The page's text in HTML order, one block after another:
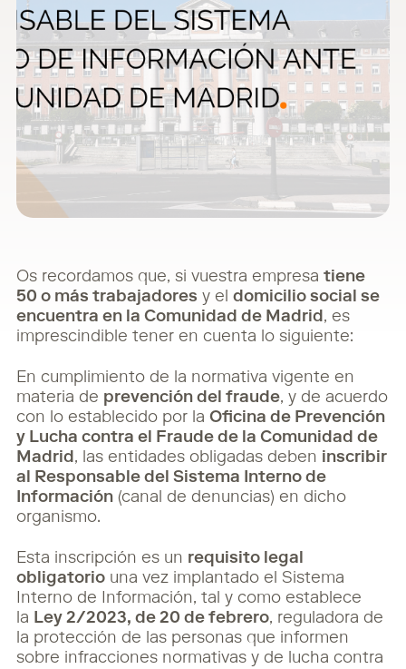
Os recordamos que, si vuestra empresatiene
50 o más trabajadores y eldomicilio social se
encuentra en la Comunidad de Madrid, es
imprescindible tener en cuenta lo siguiente:
En cumplimiento de la normativa vigente en
materia de prevención del fraude, y de acuerdo
con lo establecido por laOficina de Prevención
y Lucha contra el Fraude de la Comunidad de
Madrid, las entidades obligadas deben inscribir
al Responsable del Sistema Interno de
Información (canal de denuncias) en dicho
organismo.
Esta inscripción es un requisito legal
obligatorio una vez implantado el Sistema
Interno de Información, tal y como establece
la Ley 2/2023, de 20 de febrero, reguladora de
la protección de las personas que informen
sobre infracciones normativas y de lucha contra